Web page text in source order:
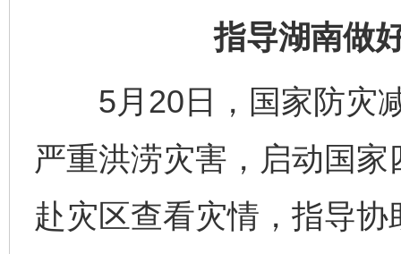
指导湖南做
5月20日，国家防灾减
严重洪涝灾害，启动国
赴灾区查看灾情，指导